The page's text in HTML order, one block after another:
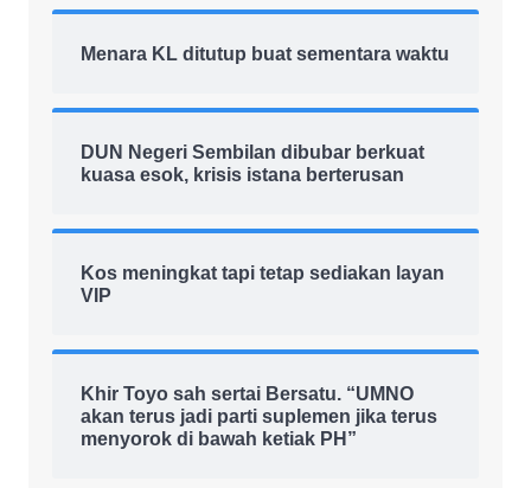
Menara KL ditutup buat sementara waktu
DUN Negeri Sembilan dibubar berkuat
kuasa esok, krisis istana berterusan
Kos meningkat tapi tetap sediakan layan
VIP
Khir Toyo sah sertai Bersatu. “UMNO
akan terus jadi parti suplemen jika terus
menyorok di bawah ketiak PH”